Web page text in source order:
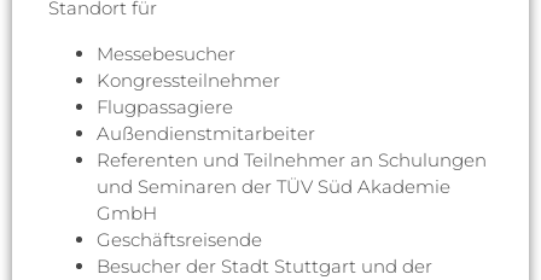
Standort für
Messebesucher
Kongressteilnehmer
Flugpassagiere
Außendienstmitarbeiter
Referenten und Teilnehmer an Schulungen
und Seminaren der TÜV Süd Akademie
GmbH
Geschäftsreisende
Besucher der Stadt Stuttgart und der